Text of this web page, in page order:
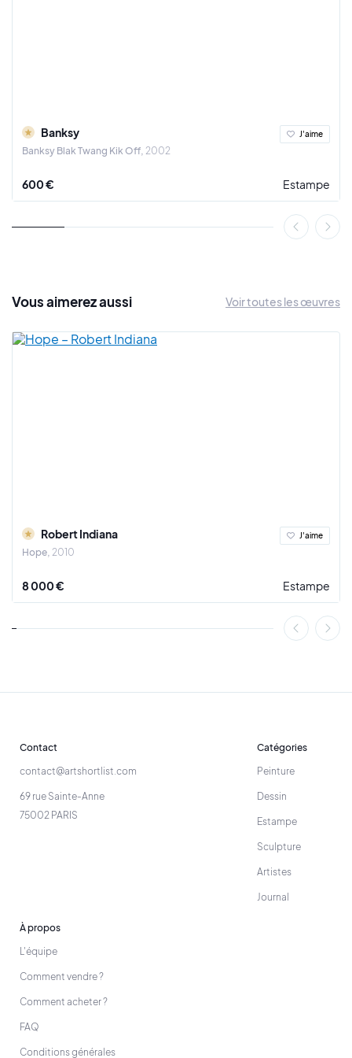
Banksy
Banksy Blak Twang Kik Off 2002
J'aime
600 € Estampe
Vousaimerezaussi Voir toutes les œuvres
Robert Indiana
Hope 2010
J'aime
8 000 € Estampe
Contact
contact@artshortlist.com
69 rue Sainte-Anne
75002 PARIS
Catégories
Peinture
Dessin
Estampe
Sculpture
Artistes
Journal
À propos
L'équipe
Comment vendre ?
Comment acheter ?
FAQ
Conditions générales